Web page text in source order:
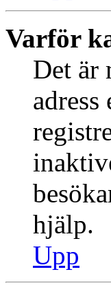
Varför
Det är
hjälp.
Upp